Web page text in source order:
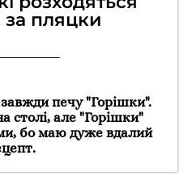
пляцки
печу "Горішки".
столі, але "Горішки"
бо маю дуже вдалий